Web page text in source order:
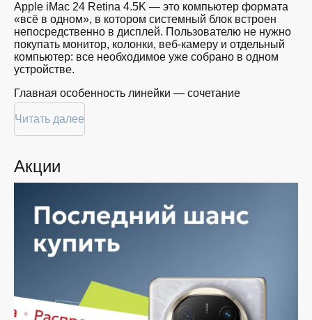
Apple iMac 24 Retina 4.5K — это компьютер формата
«всё в одном», в котором системный блок встроен
непосредственно в дисплей. Пользователю не нужно
покупать монитор, колонки, веб-камеру и отдельный
компьютер: все необходимое уже собрано в одном
устройстве.
Главная особенность линейки — сочетание
компактного корпуса, производительных процессоров
Apple Silicon и одного из лучших дисплеев среди
минимальном энергопотреблении.
Именно дисплей является одной из причин
популярности iMac. 24-дюймовый экран Retina
обладает разрешением 4480 × 2520 пикселей,
охват P3 и технологию True Tone. Яркость достигает
500 нит. Поэтому изображение остается комфортным
даже в хорошо освещенных помещениях.
Читать далее
Акции